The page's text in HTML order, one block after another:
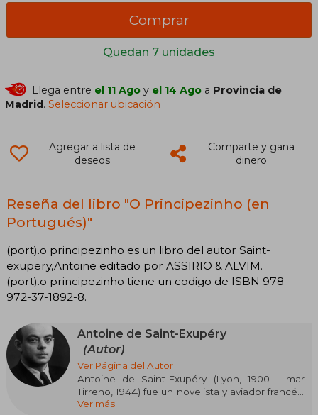
Quedan 7 unidades
Comprar
Llega entre el 11 Ago y el 14 Ago a Provincia de
Madrid.Seleccionar ubicación
Agregar a lista de
deseos
Comparte y gana
dinero
Reseña del libro "O Principezinho (en
Portugués)"
(port).o principezinho es un libro del autor Saint-
exupery,Antoine editado por ASSIRIO & ALVIM.
(port).o principezinho tiene un codigo de ISBN 978-
972-37-1892-8.
Antoine de Saint-Exupéry
(Autor)
Ver Página del Autor
Antoine de Saint-Exupéry (Lyon, 1900 - mar
Tirreno, 1944) fue un novelista y aviador francés,
cuyas experiencias como piloto inspiraron gran
Ver más